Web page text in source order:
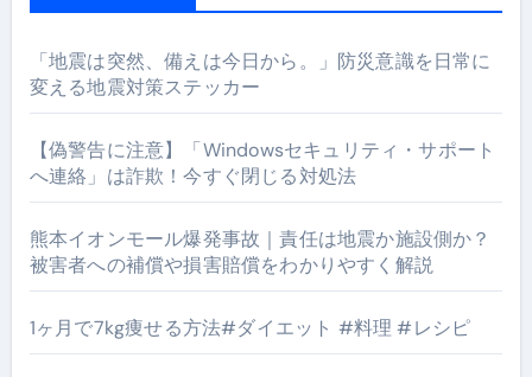
「地震は突然、備えは今日から。」防災意識を日常に
変える地震対策ステッカー
【偽警告に注意】「Windowsセキュリティ・サポート
へ連絡」は詐欺！今すぐ閉じる対処法
熊本イオンモール爆発事故｜責任は地震か施設側か？
被害者への補償や損害賠償をわかりやすく解説
1ヶ月で7kg痩せる方法#ダイエット #料理 #レシピ